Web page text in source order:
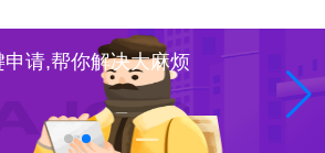
申请,帮你解决大麻烦